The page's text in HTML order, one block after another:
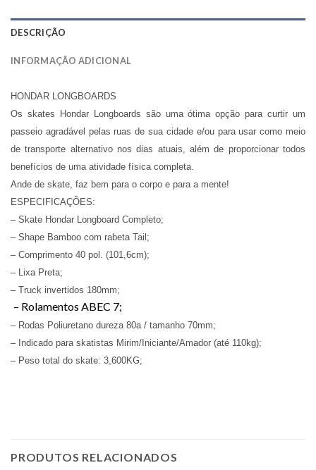
DESCRIÇÃO
INFORMAÇÃO ADICIONAL
HONDAR LONGBOARDS
Os skates Hondar Longboards são uma ótima opção para curtir um
passeio agradável pelas ruas de sua cidade e/ou para usar como meio
de transporte alternativo nos dias atuais, além de proporcionar todos
benefícios de uma atividade física completa.
Ande de skate, faz bem para o corpo e para a mente!
ESPECIFICAÇÕES:
– Skate Hondar Longboard Completo;
– Shape Bamboo com rabeta Tail;
– Comprimento 40 pol. (101,6cm);
– Lixa Preta;
– Truck invertidos 180mm;
– Rolamentos ABEC 7;
– Rodas Poliuretano dureza 80a / tamanho 70mm;
– Indicado para skatistas Mirim/Iniciante/Amador (até 110kg);
– Peso total do skate: 3,600KG;
PRODUTOS RELACIONADOS